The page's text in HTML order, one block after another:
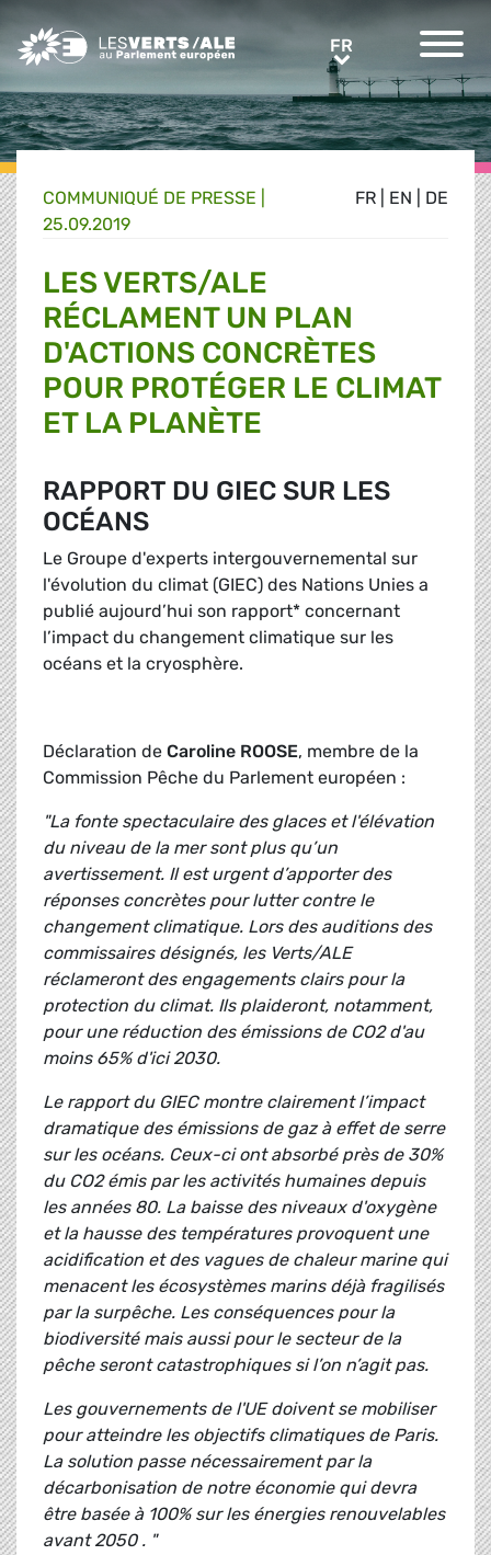
Greens/EFA Home FR
FR EN DE
COMMUNIQUÉ DE PRESSE
25.09.2019
LES VERTS/ALE
RÉCLAMENT UN PLAN
D'ACTIONS CONCRÈTES
POUR PROTÉGER LE CLIMAT
ET LA PLANÈTE
RAPPORT DU GIEC SUR LES
OCÉANS
Le Groupe d'experts intergouvernemental sur
l'évolution du climat (GIEC) des Nations Unies a
publié aujourd’hui son rapport* concernant
l’impact du changement climatique sur les
océans et la cryosphère.
Déclaration de Caroline ROOSE, membre de la
Commission Pêche du Parlement européen :
"La fonte spectaculaire des glaces et l'élévation
du niveau de la mer sont plus qu’un
avertissement. Il est urgent d’apporter des
réponses concrètes pour lutter contre le
changement climatique. Lors des auditions des
commissaires désignés, les Verts/ALE
réclameront des engagements clairs pour la
protection du climat. Ils plaideront, notamment,
pour une réduction des émissions de CO2 d'au
moins 65% d'ici 2030.
Le rapport du GIEC montre clairement l’impact
dramatique des émissions de gaz à effet de serre
sur les océans. Ceux-ci ont absorbé près de 30%
du CO2 émis par les activités humaines depuis
les années 80. La baisse des niveaux d'oxygène
et la hausse des températures provoquent une
acidification et des vagues de chaleur marine qui
menacent les écosystèmes marins déjà fragilisés
par la surpêche. Les conséquences pour la
biodiversité mais aussi pour le secteur de la
pêche seront catastrophiques si l’on n’agit pas.
Les gouvernements de l'UE doivent se mobiliser
pour atteindre les objectifs climatiques de Paris.
La solution passe nécessairement par la
décarbonisation de notre économie qui devra
être basée à 100% sur les énergies renouvelables
avant 2050 . "